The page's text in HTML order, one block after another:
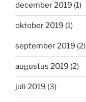
december 2019 (1)
oktober 2019 (1)
september 2019 (2)
augustus 2019 (2)
juli 2019 (3)